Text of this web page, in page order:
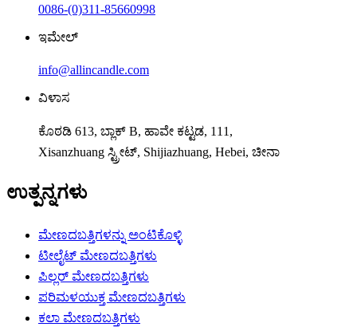
0086-(0)311-85660998
ಇಮೇಲ್
info@allincandle.com
ವಿಳಾಸ
ಕೊಠಡಿ 613, ಬ್ಲಾಕ್ B, ಹಾವೇ ಕಟ್ಟಡ, 111,
Xisanzhuang ಸ್ಟ್ರೀಟ್, Shijiazhuang, Hebei, ಚೀನಾ
ಉತ್ಪನ್ನಗಳು
ಮೇಣದಬತ್ತಿಗಳನ್ನು ಅಂಟಿಕೊಳ್ಳಿ
ಟೀಲೈಟ್ ಮೇಣದಬತ್ತಿಗಳು
ಪಿಲ್ಲರ್ ಮೇಣದಬತ್ತಿಗಳು
ಪರಿಮಳಯುಕ್ತ ಮೇಣದಬತ್ತಿಗಳು
ಕಲಾ ಮೇಣದಬತ್ತಿಗಳು